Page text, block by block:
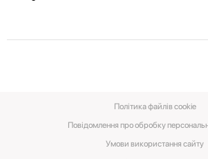
Повідомлення про обробку
Умови використання сайту
Політика файлів cookie